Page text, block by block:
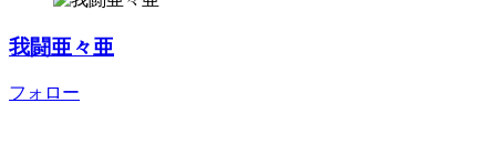
我闘亜々亜
フォロー